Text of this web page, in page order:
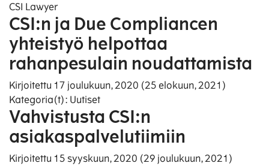
CSI Lawyer
CSI:n ja Due Compliancen
yhteistyö helpottaa
rahanpesulain noudattamista
Kirjoitettu 17 joulukuun, 2020 (25 elokuun, 2021)
Kategoria(t): Uutiset
Vahvistusta CSI:n
asiakaspalvelutiimiin
Kirjoitettu 15 syyskuun, 2020 (29 joulukuun, 2021)